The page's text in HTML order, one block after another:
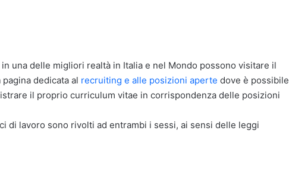
una delle migliori realtà in Italia e nel Mondo possono visitare il
dedicata al recruiting e alle posizioni aperte dove è possibile
il proprio curriculum vitae in corrispondenza delle posizioni
di lavoro sono rivolti ad entrambi i sessi, ai sensi delle leggi